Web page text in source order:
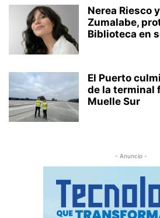
Nerea Riesco
Zumalabe,
Biblioteca en
El Puerto
de la terminal
Muelle Sur
- Anuncio -